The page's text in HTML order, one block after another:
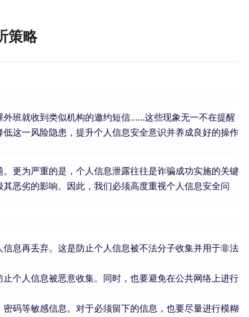
策略
班就收到类似机构的邀约短信……这些现象无一不在提醒
这一风险隐患，提升个人信息安全意识并养成良好的操作
更为严重的是，个人信息泄露往往是诈骗成功实施的关键
恶劣的影响。因此，我们必须高度重视个人信息安全问
息再丢弃。这是防止个人信息被不法分子收集并用于非法
个人信息被恶意收集。同时，也要避免在公共网络上进行
码等敏感信息。对于必须留下的信息，也要尽量进行模糊